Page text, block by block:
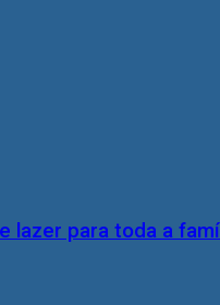
lazer para toda a